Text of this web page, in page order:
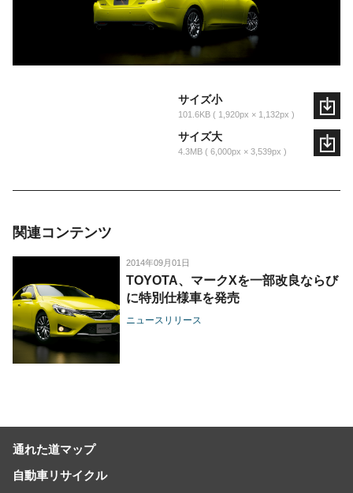
サイズ小
101.6KB 1,920px × 1,132px
サイズ大
4.3MB 6,000px × 3,539px
関連コンテンツ
2014年09月01日
TOYOTA、マークXを一部改良ならび
に特別仕様車を発売
ニュースリリース
通れた道マップ
自動車リサイクル